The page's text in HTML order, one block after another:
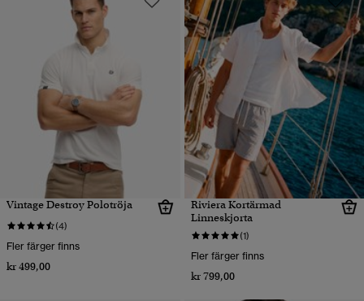
Vintage Destroy Polotröja
(4)
Fler färger finns
kr 499,00
Riviera Kortärmad
Linneskjorta
(1)
Fler färger finns
kr 799,00